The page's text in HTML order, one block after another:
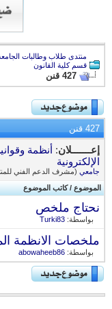
منتدى طلاب وطالبات الجامعة
قسم كلية القانون
427 قنن
427 قنن
إعـــــــلان:أنظمة
الإلكترونية
جامعي(مشرف الدعم الفني
الموضوع/كاتب الموضوع
نحتاج ملخص
بواسطة:Turki83
ملخصات الانظمة
بواسطة:abowaheeb86